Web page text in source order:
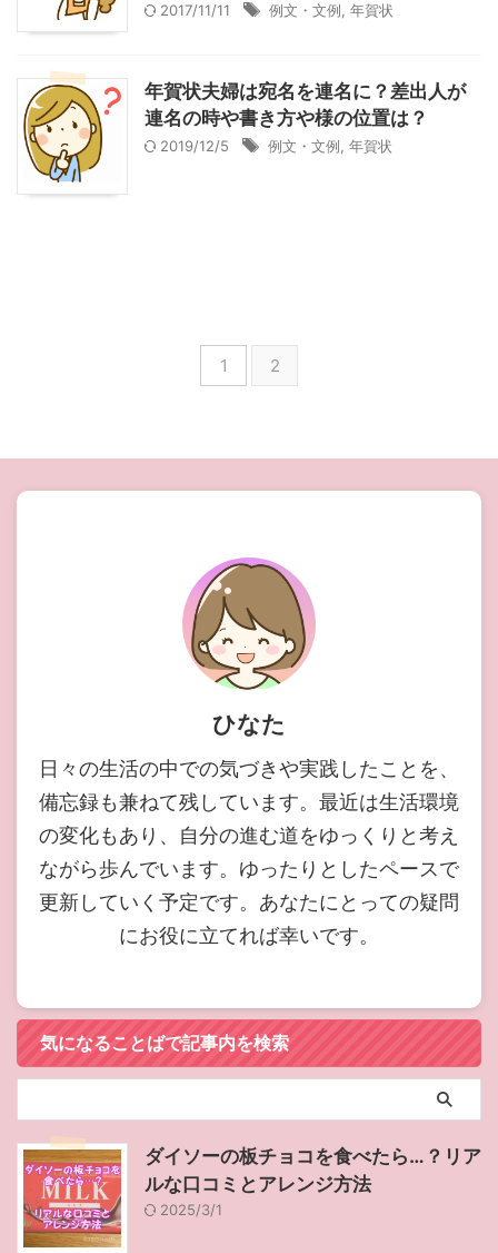
2017/11/11 例文・文例 年賀状
年賀状夫婦は宛名を連名に？差出人が
連名の時や書き方や様の位置は？
2019/12/5 例文・文例 年賀状
1 2
ひなた
日々の生活の中での気づきや実践したことを、
備忘録も兼ねて残しています。最近は生活環境
の変化もあり、自分の進む道をゆっくりと考え
ながら歩んでいます。ゆったりとしたペースで
更新していく予定です。あなたにとっての疑問
にお役に立てれば幸いです。
気になることばで記事内を検索
ダイソーの板チョコを食べたら…？リア
ルな口コミとアレンジ方法
2025/3/1